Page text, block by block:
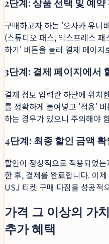
2단계: 상품 선택 및 예약
구매하고자 하는 '오사카 유니
(스튜디오 패스, 익스프레스
하기' 버튼을 눌러 결제 페이지
3단계: 결제 페이지에서
결제 정보 입력란 하단에 위치
를 정확하게 붙여넣고 '적용'
하는 경우가 있으니 주의해야
4단계: 최종 할인 금액 확
할인이 정상적으로 적용되었
한 후, 결제를 완료합니다. 이
USJ 티켓 구매 다짐을 성공적
가격 그 이상의 가
추가 혜택